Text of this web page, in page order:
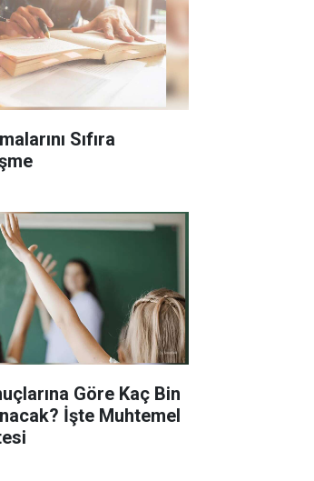
Sıfıra
Göre Kaç Bin
İşte Muhtemel